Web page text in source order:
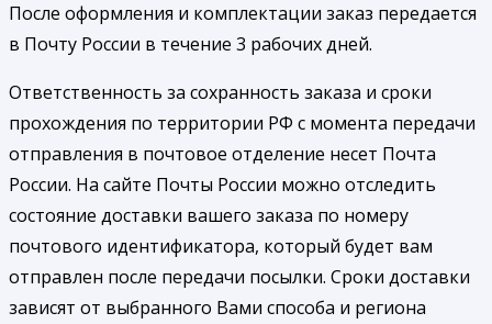
После оформления и комплектации заказ передается
в Почту России в течение 3 рабочих дней.
Ответственность за сохранность заказа и сроки
прохождения по территории РФ с момента передачи
отправления в почтовое отделение несет Почта
России. На сайте Почты России можно отследить
состояние доставки вашего заказа по номеру
почтового идентификатора, который будет вам
отправлен после передачи посылки. Сроки доставки
зависят от выбранного Вами способа и региона